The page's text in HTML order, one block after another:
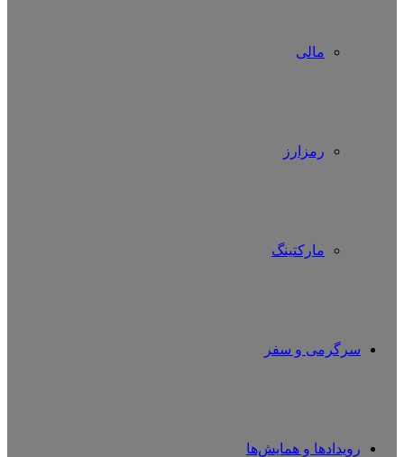
مالی
رمزارز
مارکتینگ
سرگرمی و سفر
رویدادها و همایش‌ها